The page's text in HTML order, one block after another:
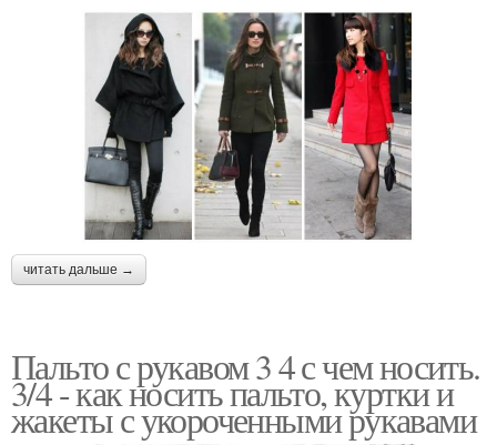
читать дальше →
Пальто с рукавом 3 4 с чем носить.
3/4 - как носить пальто, куртки и
жакеты с укороченными рукавами